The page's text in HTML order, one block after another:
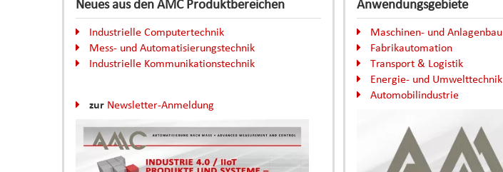
Neues aus den AMC Produktbereichen
Industrielle Computertechnik
Mess- und Automatisierungstechnik
Industrielle Kommunikationstechnik
zur Newsletter-Anmeldung
Anwendungsgebiete
Maschinen- und Anlagenbau
Fabrikautomation
Transport & Logistik
Energie- und Umwelttechnik
Automobilindustrie